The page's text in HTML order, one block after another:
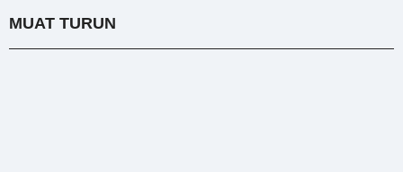
MUAT TURUN